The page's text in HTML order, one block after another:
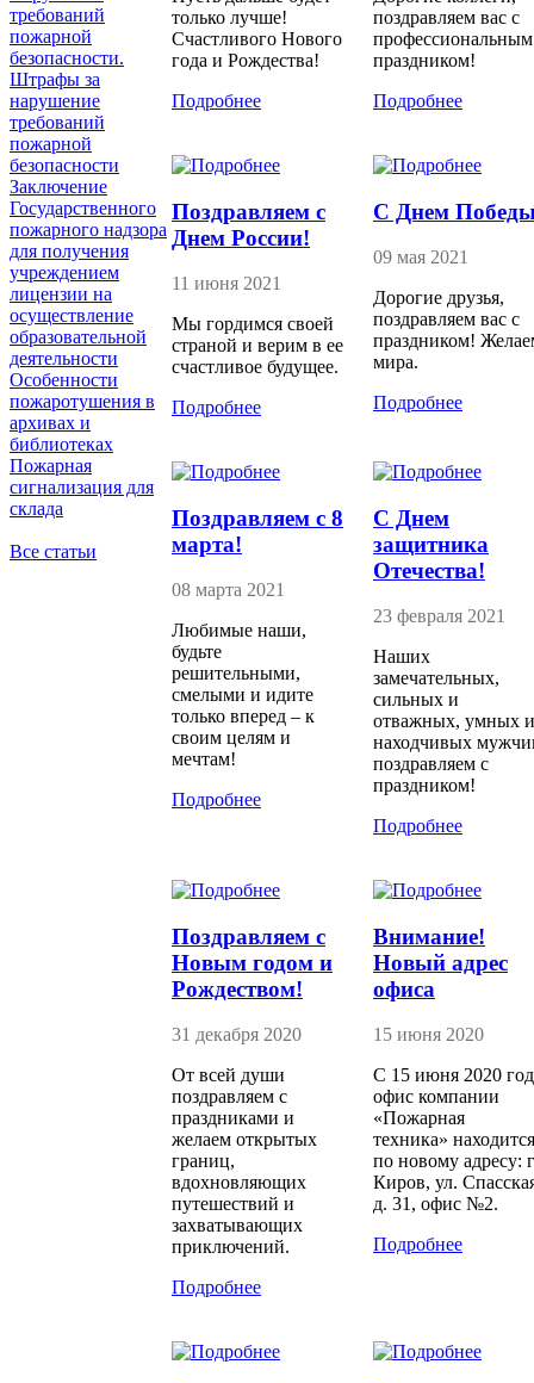
требований
пожарной
безопасности.
Штрафы за
нарушение
требований
пожарной
безопасности
Заключение
Государственного
пожарного надзора
для получения
учреждением
лицензии на
осуществление
образовательной
деятельности
Особенности
пожаротушения в
архивах и
библиотеках
Пожарная
сигнализация для
склада
Все статьи
только лучше!
Счастливого Нового
года и Рождества!
Подробнее
поздравляем вас с
профессиональным
праздником!
Подробнее
Поздравляем с
Днем России!
11 июня 2021
Мы гордимся своей
страной и верим в ее
счастливое будущее.
Подробнее
С Днем
09 мая 2021
Дорогие друзья,
поздравляем вас с
праздником!
мира.
Подробнее
Поздравляем с 8
марта!
08 марта 2021
Любимые наши,
будьте
решительными,
смелыми и идите
только вперед – к
своим целям и
мечтам!
Подробнее
С Днем
защитника
Отечества!
23 февраля 2021
Наших
замечательных,
сильных и
отважных, умных и
находчивых
поздравляем с
праздником!
Подробнее
Поздравляем с
Новым годом и
Рождеством!
31 декабря 2020
От всей души
поздравляем с
праздниками и
желаем открытых
границ,
вдохновляющих
путешествий и
захватывающих
приключений.
Подробнее
Внимание!
Новый адрес
офиса
15 июня 2020
С 15 июня 2020
офис компании
«Пожарная
техника» находится
по новому адресу:
Киров, ул.
д. 31, офис №2.
Подробнее